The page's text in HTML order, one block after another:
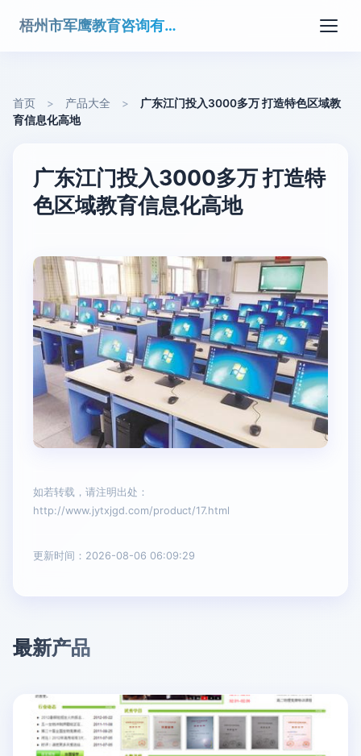
梧州市军鹰教育咨询有限公司
首页 > 产品大全 >
广东江门投入3000多万 打造特色区域教
育信息化高地
广东江门投入3000多万 打造特
色区域教育信息化高地
如若转载，请注明出处：
http://www.jytxjgd.com/product/17.html
更新时间：2026-08-06 06:09:29
最新产品